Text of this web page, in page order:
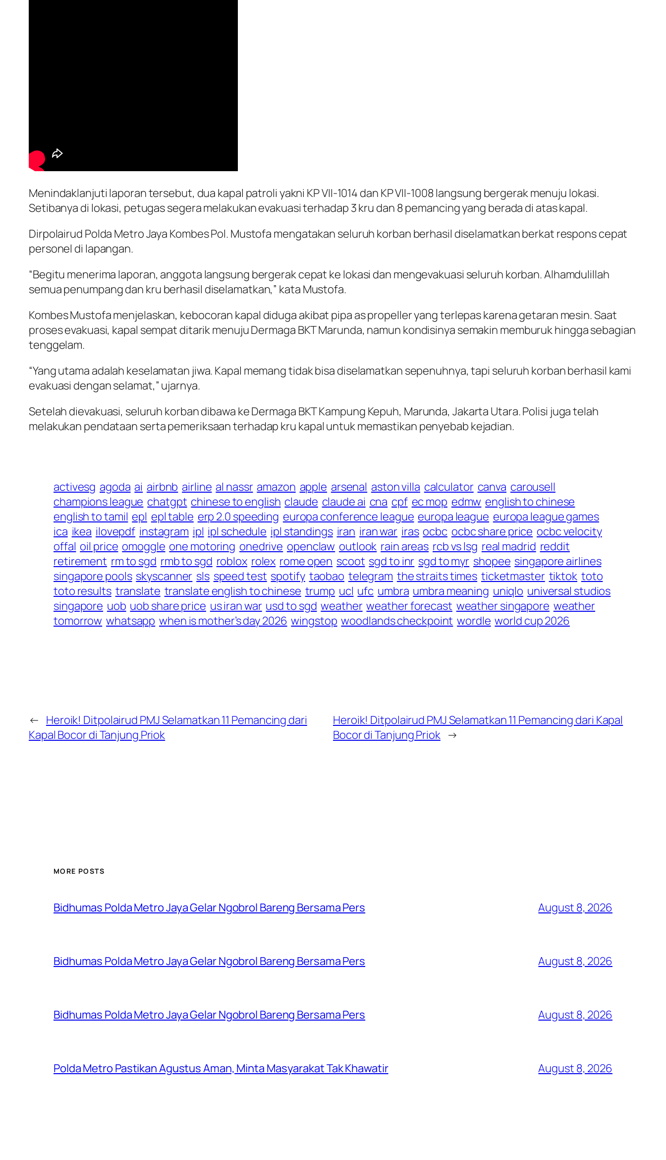
Menindaklanjuti laporan tersebut, dua kapal patroli yakni KP VII-1014 dan KP VII-1008 langsung bergerak menuju lokasi.
Setibanya di lokasi, petugas segera melakukan evakuasi terhadap 3 kru dan 8 pemancing yang berada di atas kapal.
Dirpolairud Polda Metro Jaya Kombes Pol. Mustofa mengatakan seluruh korban berhasil diselamatkan berkat respons cepat
personel di lapangan.
“Begitu menerima laporan, anggota langsung bergerak cepat ke lokasi dan mengevakuasi seluruh korban. Alhamdulillah
semua penumpang dan kru berhasil diselamatkan,” kata Mustofa.
Kombes Mustofa menjelaskan, kebocoran kapal diduga akibat pipa as propeller yang terlepas karena getaran mesin. Saat
proses evakuasi, kapal sempat ditarik menuju Dermaga BKT Marunda, namun kondisinya semakin memburuk hingga sebagian
tenggelam.
“Yang utama adalah keselamatan jiwa. Kapal memang tidak bisa diselamatkan sepenuhnya, tapi seluruh korban berhasil kami
evakuasi dengan selamat,” ujarnya.
Setelah dievakuasi, seluruh korban dibawa ke Dermaga BKT Kampung Kepuh, Marunda, Jakarta Utara. Polisi juga telah
melakukan pendataan serta pemeriksaan terhadap kru kapal untuk memastikan penyebab kejadian.
activesg agoda ai airbnb airline al nassr amazon apple arsenal aston villa calculator canva carousell
champions league chatgpt chinese to english claude claude ai cna cpf ec mop edmw english to chinese
english to tamil epl epl table erp 2.0 speeding europa conference league europa league europa league games
ica ikea ilovepdf instagram ipl ipl schedule ipl standings iran iran war iras ocbc ocbc share price ocbc velocity
offal oil price omoggle one motoring onedrive openclaw outlook rain areas rcb vs lsg real madrid reddit
retirement rm to sgd rmb to sgd roblox rolex rome open scoot sgd to inr sgd to myr shopee singapore airlines
singapore pools skyscanner sls speed test spotify taobao telegram the straits times ticketmaster tiktok toto
toto results translate translate english to chinese trump ucl ufc umbra umbra meaning uniqlo universal studios
singapore uob uob share price us iran war usd to sgd weather weather forecast weather singapore weather
tomorrow whatsapp when is mother’s day 2026 wingstop woodlands checkpoint wordle world cup 2026
← Heroik! Ditpolairud PMJ Selamatkan 11 Pemancing dari
Kapal Bocor di Tanjung Priok
Heroik! Ditpolairud PMJ Selamatkan 11 Pemancing dari Kapal
Bocor di Tanjung Priok →
MORE POSTS
Bidhumas Polda Metro Jaya Gelar Ngobrol Bareng Bersama Pers August 8, 2026
Bidhumas Polda Metro Jaya Gelar Ngobrol Bareng Bersama Pers August 8, 2026
Bidhumas Polda Metro Jaya Gelar Ngobrol Bareng Bersama Pers August 8, 2026
Polda Metro Pastikan Agustus Aman, Minta Masyarakat Tak Khawatir August 8, 2026